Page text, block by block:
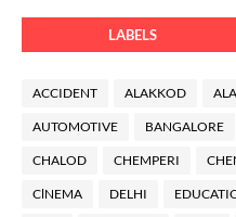
LABELS
ACCIDENT ALAKKOD
AUTOMOTIVE BANGALORE
CHALOD CHEMPERI
ClNEMA DELHI